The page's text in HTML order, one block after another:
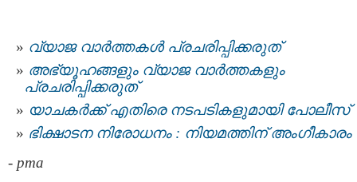
വ്യാജ വാര്‍ത്തകള്‍ പ്രചരിപ്പിക്കരുത്
അഭ്യൂഹങ്ങളും വ്യാജ വാർത്തകളും
പ്രചരിപ്പിക്കരുത്
യാചകർക്ക് എതിരെ നടപടികളുമായി പോലീസ്
ഭിക്ഷാടന നിരോധനം : നിയമത്തിന് അംഗീകാരം
- pma